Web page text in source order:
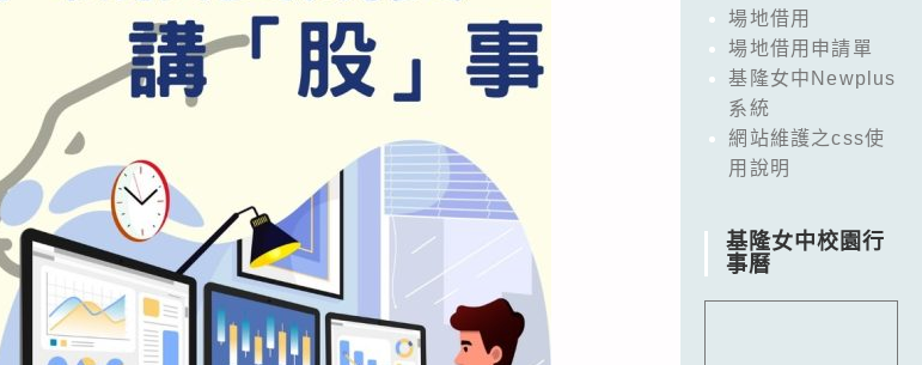
場地借用
場地借用申請單
基隆女中Newplus
系統
網站維護之css使
用說明
基隆女中校園行
事曆